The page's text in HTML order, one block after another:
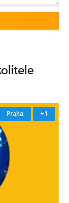
Praha +1